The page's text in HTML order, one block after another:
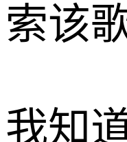
索该
我知